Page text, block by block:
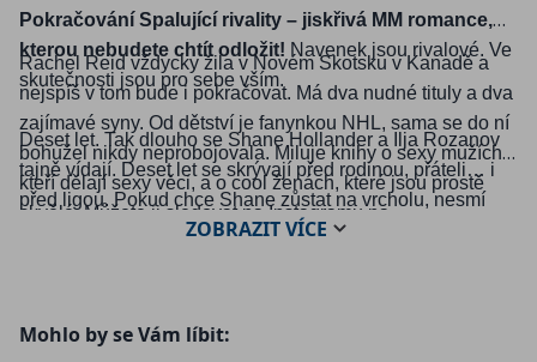
Pokračování Spalující rivality – jiskřivá MM romance,
kterou nebudete chtít odložit! Navenek jsou rivalové. Ve
skutečnosti jsou pro sebe vším.
Deset let. Tak dlouho se Shane Hollander a Ilja Rozanov
tajně vídají. Deset let se skrývají před rodinou, přáteli… i
před ligou. Pokud chce Shane zůstat na vrcholu, nesmí
dovolit, aby jejich láska vyšla najevo. Miluje Ilju, ale co
Ilja občas pochybuje, jestli jeho city vůbec existují. Touží
Rachel Reid vždycky žila v Novém Skotsku v Kanadě a
nejspíš v tom bude i pokračovat. Má dva nudné tituly a dva
zajímavé syny. Od dětství je fanynkou NHL, sama se do ní
bohužel nikdy neprobojovala. Miluje knihy o sexy mužích,
kteří dělají sexy věci, a o cool ženách, které jsou prostě
skvělé. Můžete ji sledovat na Instagramu na
@RachelReidWrites. Její webová stránka
Recenzi na knihu naleznete
ZOBRAZITVÍCE
Mohlo by se Vám líbit: